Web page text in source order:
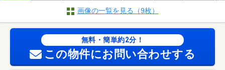
画像の一覧を見る（9枚）
無料・簡単約2分！
この物件にお問い合わせする